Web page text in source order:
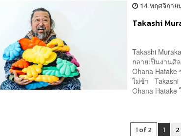
14 พฤศจิกาย
Takashi
Takashi
กลายเป็นงานศิ
Ohana Hatake
ไม่ช้า Takashi
Ohana
1 of 2 1 2